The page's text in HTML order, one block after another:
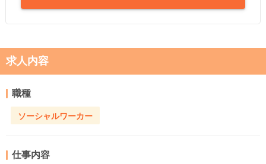
求人内容
職種
ソーシャルワーカー
仕事内容